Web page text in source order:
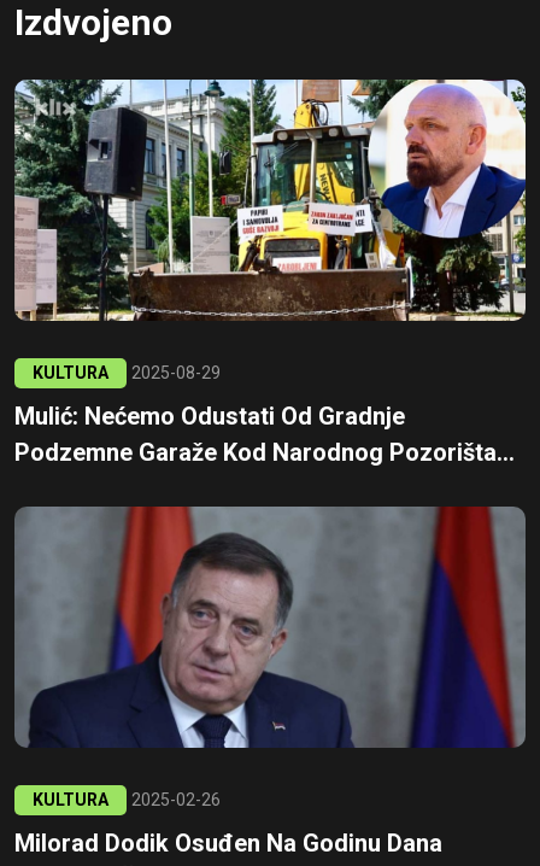
Izdvojeno
KULTURA 2025-08-29
Mulić: Nećemo Odustati Od Gradnje
Podzemne Garaže Kod Narodnog Pozorišta...
KULTURA 2025-02-26
Milorad Dodik Osuđen Na Godinu Dana